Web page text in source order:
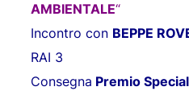
AMBIENTALE“
Incontro con BEPPE
RAI 3
Consegna Premio